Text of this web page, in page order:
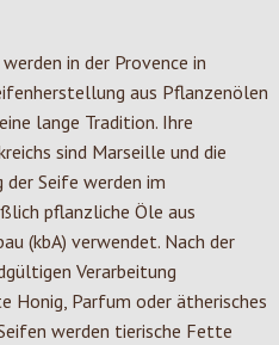
in der Provence in
aus Pflanzenölen
lange Tradition. Ihre
sind Marseille und die
der Seife werden im
pflanzliche Öle aus
(kbA) verwendet. Nach der
Verarbeitung
Honig, Parfum oder ätherisches
werden tierische Fette